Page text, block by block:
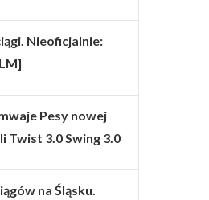
Nieoficjalnie:
Pesy nowej
Twist 3.0 Swing 3.0
na Śląsku.